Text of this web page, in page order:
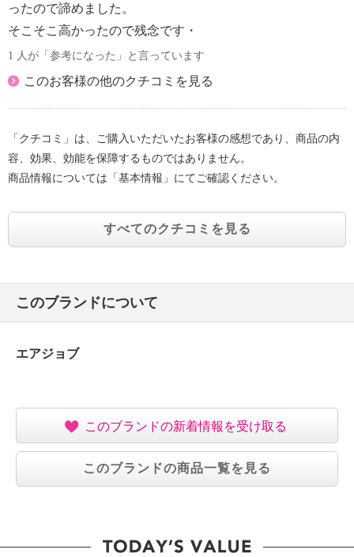
ったので諦めました。
そこそこ高かったので残念です・
1 人が「参考になった」と言っています
このお客様の他のクチコミを見る
「クチコミ」は、ご購入いただいたお客様の感想であり、商品の内
容、効果、効能を保障するものではありません。
商品情報については「基本情報」にてご確認ください。
すべてのクチコミを見る
このブランドについて
エアジョブ
このブランドの新着情報を受け取る
このブランドの商品一覧を見る